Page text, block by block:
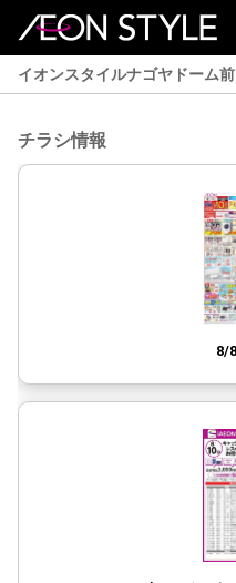
イオンスタイルナゴヤドーム前
チラシ情報